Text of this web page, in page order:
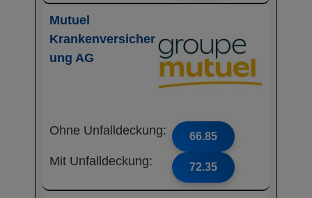
Mutuel
Krankenversicher
ung AG
Ohne Unfalldeckung: 66.85
Mit Unfalldeckung: 72.35